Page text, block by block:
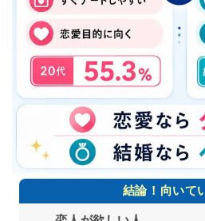
結論！向いて